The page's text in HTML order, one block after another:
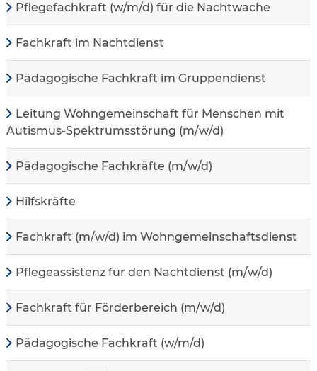
Pflegefachkraft (w/m/d) für die Nachtwache
Fachkraft im Nachtdienst
Pädagogische Fachkraft im Gruppendienst
Leitung Wohngemeinschaft für Menschen mit
Autismus-Spektrumsstörung (m/w/d)
Pädagogische Fachkräfte (m/w/d)
Hilfskräfte
Fachkraft (m/w/d) im Wohngemeinschaftsdienst
Pflegeassistenz für den Nachtdienst (m/w/d)
Fachkraft für Förderbereich (m/w/d)
Pädagogische Fachkraft (w/m/d)